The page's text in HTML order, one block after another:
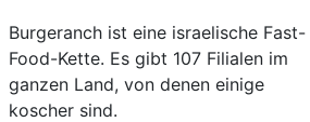
Burgeranch ist eine israelische Fast-
Food-Kette. Es gibt 107 Filialen im
ganzen Land, von denen einige
koscher sind.